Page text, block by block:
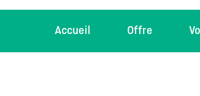
Accueil Offre